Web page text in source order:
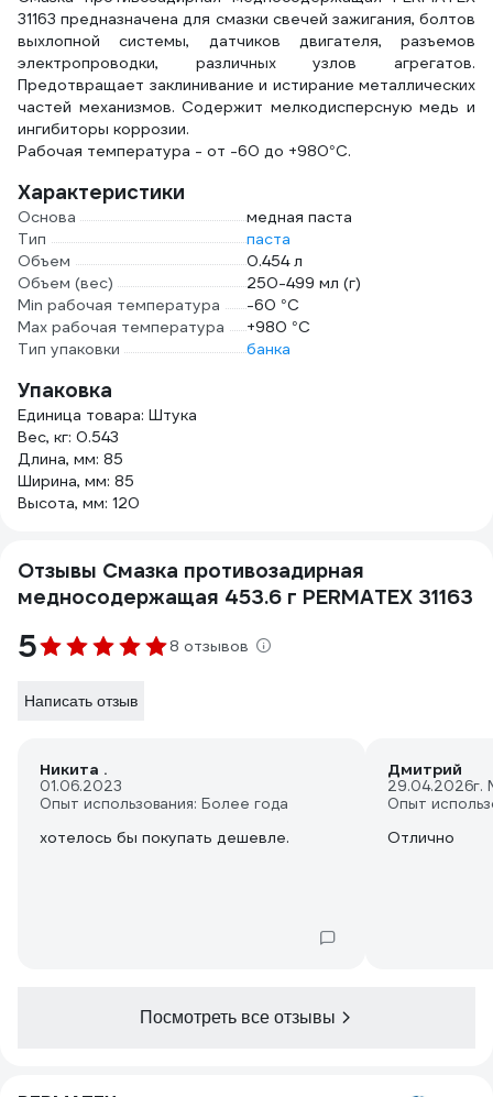
31163 предназначена для смазки свечей зажигания, болтов
выхлопной системы, датчиков двигателя, разъемов
электропроводки, различных узлов агрегатов.
Предотвращает заклинивание и истирание металлических
частей механизмов. Содержит мелкодисперсную медь и
ингибиторы коррозии.
Рабочая температура - от -60 до +980°С.
Характеристики
Основа
медная паста
Тип
паста
Объем
0.454 л
Объем (вес)
250-499 мл (г)
Min рабочая температура
-60 °С
Max рабочая температура
+980 °С
Тип упаковки
банка
Упаковка
Единица товара: Штука
Вес, кг: 0.543
Длина, мм: 85
Ширина, мм: 85
Высота, мм: 120
Отзывы Смазка противозадирная
медносодержащая 453.6 г PERMATEX 31163
5 8 отзывов
Написать отзыв
Никита .
01.06.2023
Опыт использования: Более года
хотелось бы покупать дешевле.
Дмитрий
29.04.2026г.
Опыт
Отлично
Посмотреть все отзывы